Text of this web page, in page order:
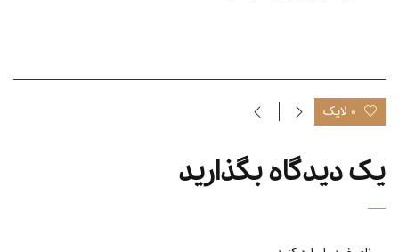
0 لایک
یک دیدگاه بگذارید